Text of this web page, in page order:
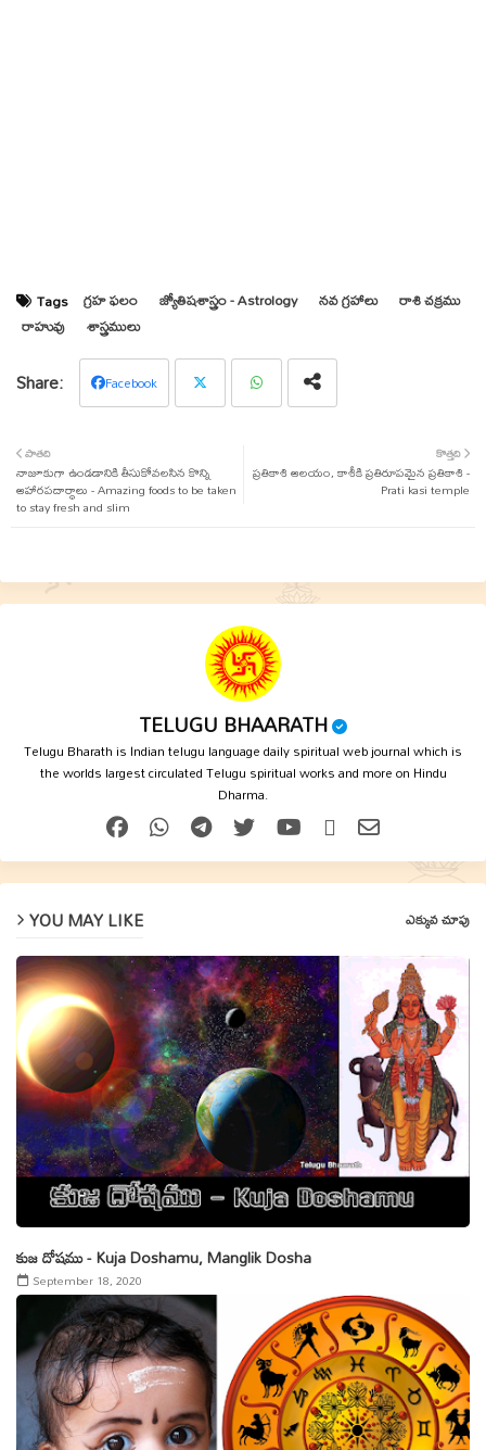
Tags గ్రహ ఫలం జ్యోతిషశాస్త్రం - Astrology నవ గ్రహాలు
రాశి చక్రము
రాహువు
శాస్త్రములు
Facebook
ter
tsap
కొత్తది
ప్రతికాశి ఆలయం, కాశీకి ప్రతిరూపమైన ప్రతికాశి -
Prati kasi temple
పాతది
నాజూకుగా ఉండడానికి తీసుకోవలసిన కొన్ని
ఆహారపదార్ధాలు - Amazing foods to be taken
to stay fresh and slim
TELUGU BHAARATH
Telugu Bharath is Indian telugu language daily spiritual web journal which is
the worlds largest circulated Telugu spiritual works and more on Hindu
Dharma.
YOU MAY LIKE ఎక్కువ చూపు
కుజ దోషము - Kuja Doshamu, Manglik Dosha
September 18, 2020